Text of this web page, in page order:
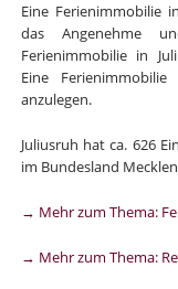
Eine Ferienimmobilie
das Angenehme
Ferienimmobilie in
Eine
anzulegen.
Juliusruh hat ca. 626
im Bundesland
→ Mehr zum Thema:
→ Mehr zum Thema: